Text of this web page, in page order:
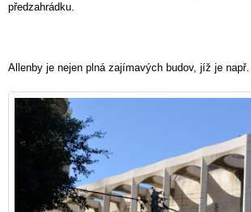
předzahrádku.
Allenby je nejen plná zajímavých budov, jíž je